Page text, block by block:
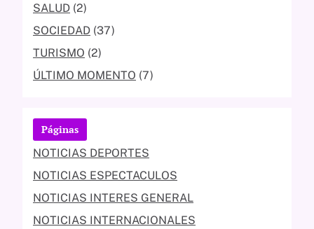
SALUD (2)
SOCIEDAD (37)
TURISMO (2)
ÚLTIMO MOMENTO (7)
Páginas
NOTICIAS DEPORTES
NOTICIAS ESPECTACULOS
NOTICIAS INTERES GENERAL
NOTICIAS INTERNACIONALES